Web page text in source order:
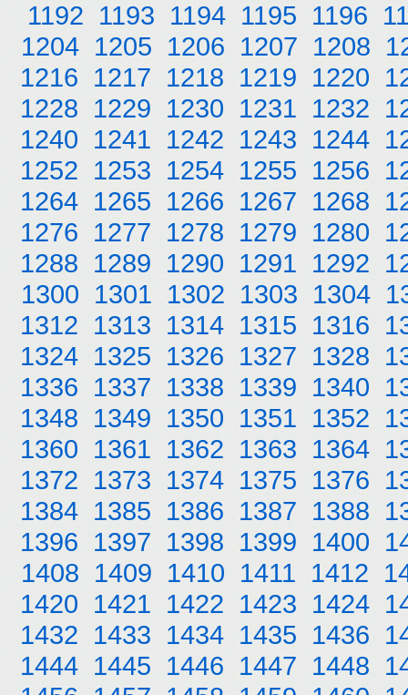
1192 1193 1194 1195 1196
1204 1205 1206 1207 1208
1216 1217 1218 1219 1220
1228 1229 1230 1231 1232
1240 1241 1242 1243 1244
1252 1253 1254 1255 1256
1264 1265 1266 1267 1268
1276 1277 1278 1279 1280
1288 1289 1290 1291 1292
1300 1301 1302 1303 1304
1312 1313 1314 1315 1316
1324 1325 1326 1327 1328
1336 1337 1338 1339 1340
1348 1349 1350 1351 1352
1360 1361 1362 1363 1364
1372 1373 1374 1375 1376
1384 1385 1386 1387 1388
1396 1397 1398 1399 1400
1408 1409 1410 1411 1412
1420 1421 1422 1423 1424
1432 1433 1434 1435 1436
1444 1445 1446 1447 1448